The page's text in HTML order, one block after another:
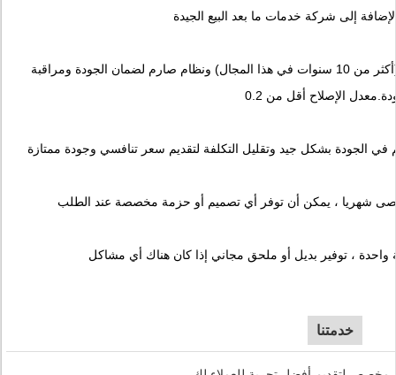
لدينا أفضل مهندس محترف وخبير (أكثر من 10 سنوات في هذا المجال) ونظام صارم لضمان الجودة ومراقبة
، توفير بديل أو ملحق مجاني إذا كان هناك أي مشاكل
خدمتنا